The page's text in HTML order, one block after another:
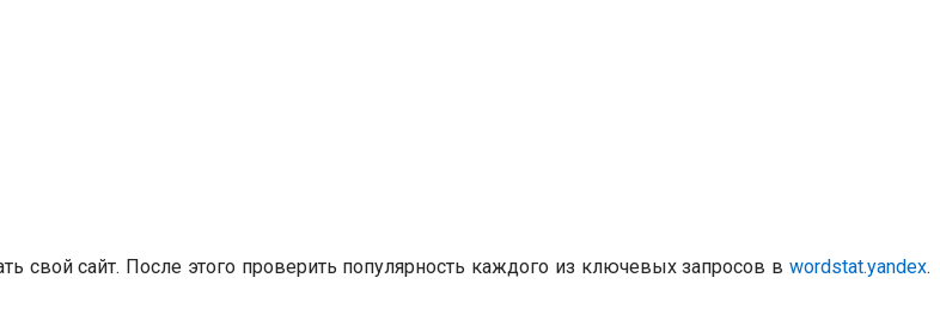
сайт. После этого проверить популярность каждого из ключевых запросов в wordstat.yandex.